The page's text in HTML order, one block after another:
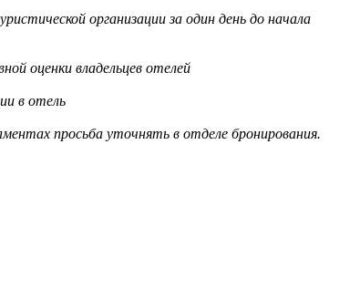
организации за один день до начала
оценки владельцев отелей
в отель
просьба уточнять в отделе бронирования.